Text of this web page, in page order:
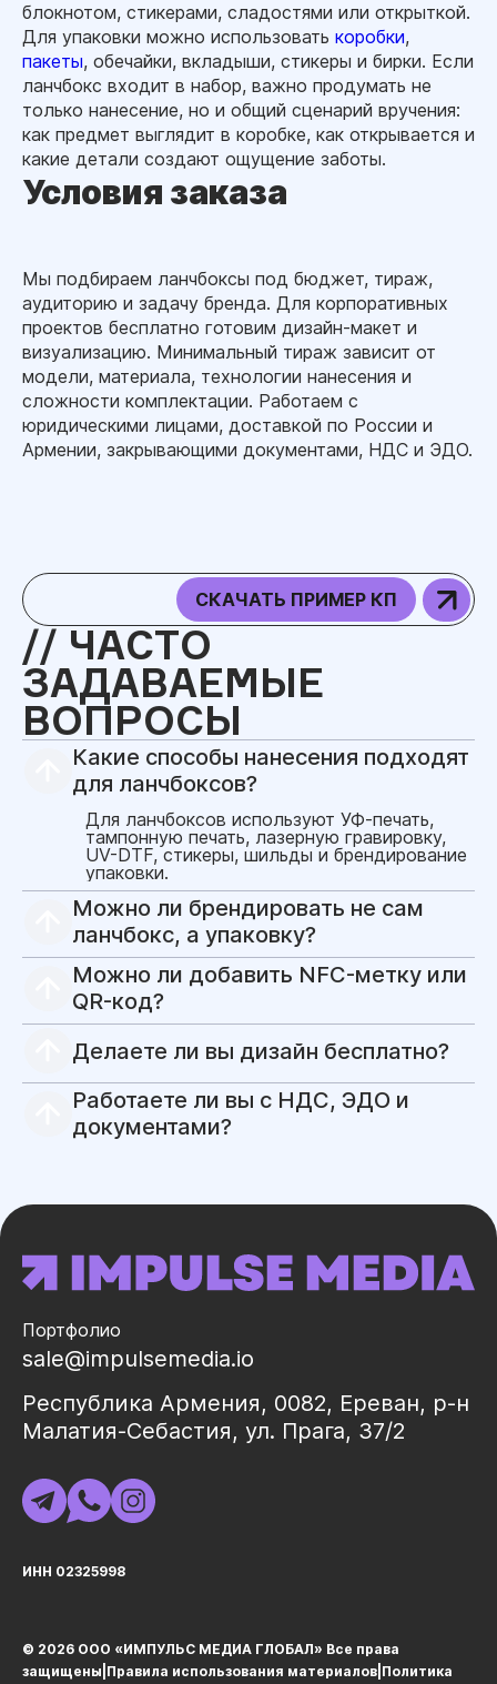
блокнотом, стикерами, сладостями или открыткой.
Для упаковки можно использовать коробки,
пакеты, обечайки, вкладыши, стикеры и бирки. Если
ланчбокс входит в набор, важно продумать не
только нанесение, но и общий сценарий вручения:
как предмет выглядит в коробке, как открывается и
какие детали создают ощущение заботы.
Условия заказа
Мы подбираем ланчбоксы под бюджет, тираж,
аудиторию и задачу бренда. Для корпоративных
проектов бесплатно готовим дизайн-макет и
визуализацию. Минимальный тираж зависит от
модели, материала, технологии нанесения и
сложности комплектации. Работаем с
юридическими лицами, доставкой по России и
Армении, закрывающими документами, НДС и ЭДО.
СКАЧАТЬ ПРИМЕР КП
ЧАСТО
ЗАДАВАЕМЫЕ
ВОПРОСЫ
Какие способы нанесения подходят
для ланчбоксов?
Для ланчбоксов используют УФ-печать,
тампонную печать, лазерную гравировку,
UV-DTF, стикеры, шильды и брендирование
упаковки.
Можно ли брендировать не сам
ланчбокс, а упаковку?
Да. Можно брендировать коробку,
обечайку, стикер, вкладыш, бирку, ленту
или карточку. Это часто выглядит
аккуратнее для подарочных наборов.
Можно ли добавить NFC-метку или
QR-код?
Да. Метку можно разместить на бирке,
упаковке, вкладыше или карточке. Она
может вести на сайт, меню, инструкцию,
wellness-программу или страницу бренда.
Делаете ли вы дизайн бесплатно?
Да, для корпоративных заказов мы
бесплатно готовим дизайн-макет и
визуализацию перед запуском в
производство.
Работаете ли вы с НДС, ЭДО и
документами?
уточнять на этапе расчёта.
Портфолио
sale@impulsemedia.io
Республика Армения, 0082, Ереван, р-н
Малатия-Себастия, ул. Прага, 37/2
ИНН 02325998
© 2026 ООО «ИМПУЛЬС МЕДИА ГЛОБАЛ» Все права
защищеныㅤ|ㅤ Правила использования материалов Политика